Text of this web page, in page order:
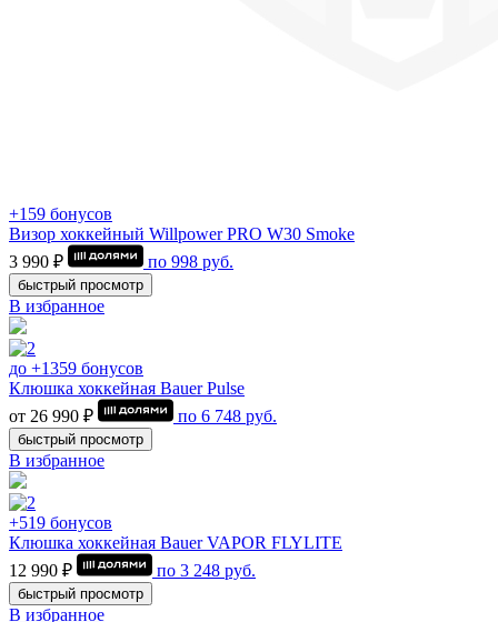
+159 бонусов
Визор хоккейный Willpower PRO W30 Smoke
3 990 ₽
по 998 руб.
быстрый просмотр
В избранное
до +1359 бонусов
Клюшка хоккейная Bauer Pulse
от 26 990 ₽
по 6 748 руб.
быстрый просмотр
В избранное
+519 бонусов
Клюшка хоккейная Bauer VAPOR FLYLITE
12 990 ₽
по 3 248 руб.
быстрый просмотр
В избранное